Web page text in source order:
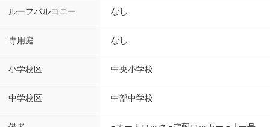
ルーフバルコニー なし
専用庭 なし
小学校区 中央小学校
中学校区 中部中学校